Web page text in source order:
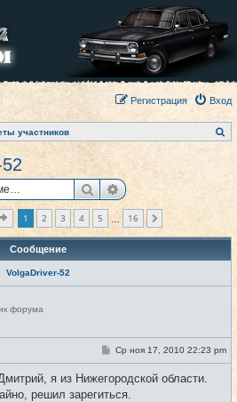
Вход
Регистрация
участников
о
ПоискРасширенный
Страница из
1 2 3 4 5 16
Сообщение
VolgaDriver-52
форума
#1
С
б
щ
Ср ноя 17, 2010 22:23 pm
я из Нижегородской области.
решил зарегиться.